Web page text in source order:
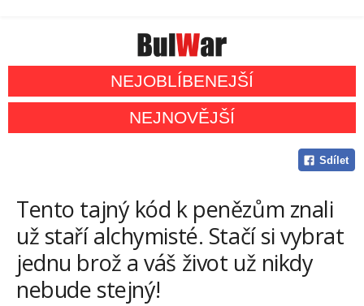
NEJOBLÍBENEJŠÍ
NEJNOVĚJŠÍ
Sdílet
Tento tajný kód k penězům znali
už staří alchymisté. Stačí si vybrat
jednu brož a váš život už nikdy
nebude stejný!